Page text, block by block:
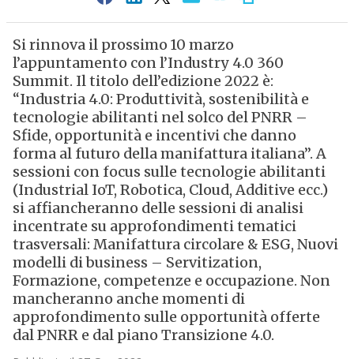
Si rinnova il prossimo 10 marzo
l’appuntamento con l’Industry 4.0 360
Summit. Il titolo dell’edizione 2022 è:
“Industria 4.0: Produttività, sostenibilità e
tecnologie abilitanti nel solco del PNRR –
Sfide, opportunità e incentivi che danno
forma al futuro della manifattura italiana”. A
sessioni con focus sulle tecnologie abilitanti
(Industrial IoT, Robotica, Cloud, Additive ecc.)
si affiancheranno delle sessioni di analisi
incentrate su approfondimenti tematici
trasversali: Manifattura circolare & ESG, Nuovi
modelli di business – Servitization,
Formazione, competenze e occupazione. Non
mancheranno anche momenti di
approfondimento sulle opportunità offerte
dal PNRR e dal piano Transizione 4.0.